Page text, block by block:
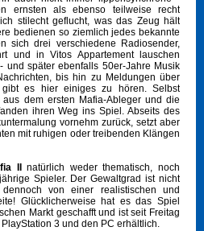
ernsten als ebenso teilweise recht
stilecht geflucht, was das Zeug hält
bedienen so ziemlich jedes bekannte
sich drei verschiedene Radiosender,
und in Vitos Appartement lauschen
und später ebenfalls 50er-Jahre Musik
bis hin zu Meldungen über
gibt es hier einiges zu hören. Selbst
dem ersten Mafia-Ableger und die
ihren Weg ins Spiel. Abseits des
vornehm zurück, setzt aber
mit ruhigen oder treibenden Klängen
II
natürlich weder thematisch, noch
Spieler. Der Gewaltgrad ist nicht
von einer realistischen und
Glücklicherweise hat es das Spiel
Markt geschafft und ist seit Freitag
3 und den PC erhältlich.